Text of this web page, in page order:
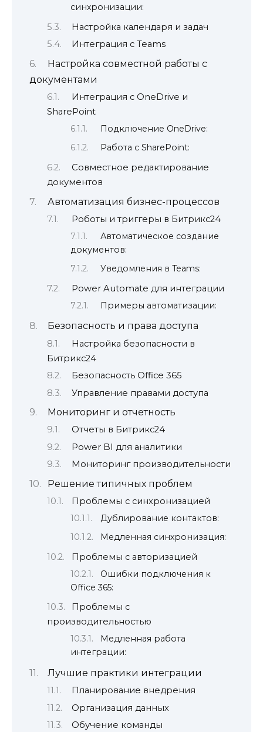
синхронизации:
Настройка календаря и задач
Интеграция с Teams
Настройка совместной работы с
документами
Интеграция с OneDrive и
SharePoint
Подключение OneDrive:
Работа с SharePoint:
Совместное редактирование
документов
Автоматизация бизнес-процессов
Роботы и триггеры в Битрикс24
Автоматическое создание
документов:
Уведомления в Teams:
Power Automate для интеграции
Примеры автоматизации:
Безопасность и права доступа
Настройка безопасности в
Битрикс24
Безопасность Office 365
Управление правами доступа
Мониторинг и отчетность
Отчеты в Битрикс24
Power BI для аналитики
Мониторинг производительности
Решение типичных проблем
Проблемы с синхронизацией
Дублирование контактов:
Медленная синхронизация:
Проблемы с авторизацией
Ошибки подключения к
Office 365:
Проблемы с
производительностью
Медленная работа
интеграции:
Лучшие практики интеграции
Планирование внедрения
Организация данных
Обучение команды